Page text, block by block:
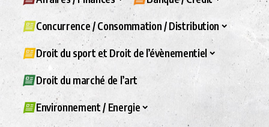
Concurrence / Consommation / Distribution
Droit du sport et Droit de l’évènementiel
Droit du marché de l’art
Environnement / Energie